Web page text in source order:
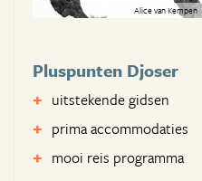
Alice van Kempen
Pluspunten Djoser
uitstekende gidsen
prima accommodaties
mooi reis programma